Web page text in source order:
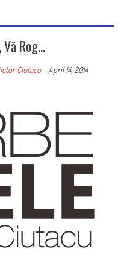
Vă Rog…
Ciutacu-April 14, 2014